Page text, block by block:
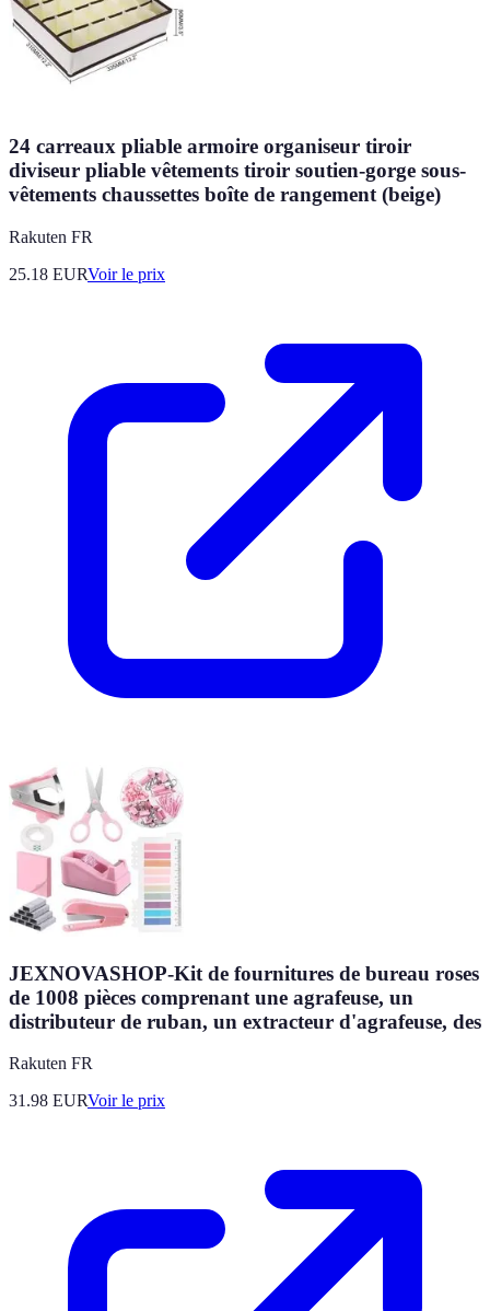
24 carreaux pliable armoire organiseur tiroir
diviseur pliable vêtements tiroir soutien-gorge sous-
vêtements chaussettes boîte de rangement (beige)
Rakuten FR
25.18 EURVoir le prix
JEXNOVASHOP-Kit de fournitures de bureau roses
de 1008 pièces comprenant une agrafeuse, un
distributeur de ruban, un extracteur d'agrafeuse, des
Rakuten FR
31.98 EURVoir le prix